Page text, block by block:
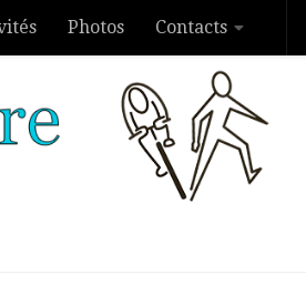
Photos Contacts